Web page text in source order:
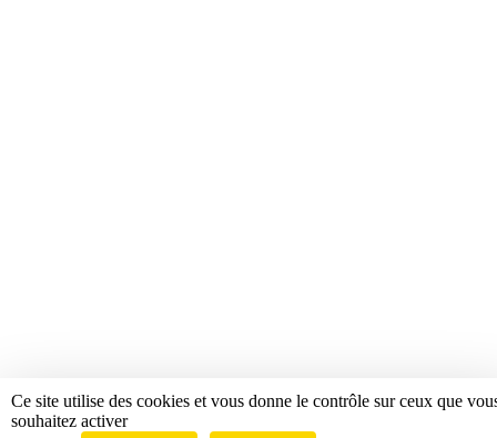
Ce site utilise des cookies et vous donne le contrôle sur ceux que
souhaitez activer